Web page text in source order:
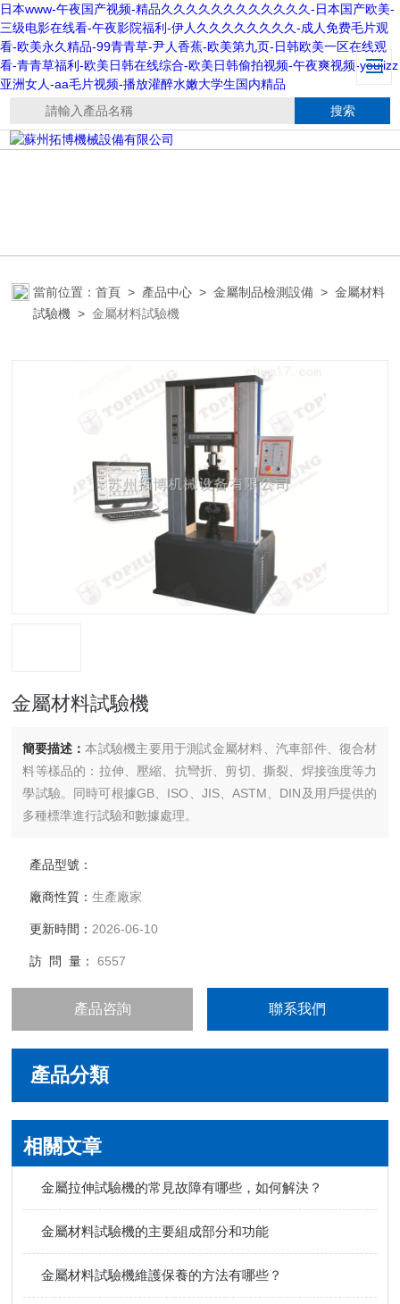
日本www-午夜国产视频-精品久久久久久久久久久久久久-日本国产欧美-
三级电影在线看-午夜影院福利-伊人久久久久久久久久-成人免费毛片观
看-欧美永久精品-99青青草-尹人香蕉-欧美第九页-日韩欧美一区在线观
看-青青草福利-欧美日韩在线综合-欧美日韩偷拍视频-午夜爽视频-youjizz
亚洲女人-aa毛片视频-播放灌醉水嫩大学生国内精品
當前位置：首頁 > 產品中心 >金屬制品檢測設備 >金屬材料
試驗機 >金屬材料試驗機
金屬材料試驗機
簡要描述：本試驗機主要用于測試金屬材料、汽車部件、復合材
料等樣品的：拉伸、壓縮、抗彎折、剪切、撕裂、焊接強度等力
學試驗。同時可根據GB、ISO、JIS、ASTM、DIN及用戶提供的
多種標準進行試驗和數據處理。
產品型號：
廠商性質：生產廠家
更新時間： 2026-06-10
訪 問 量：6557
產品咨詢 聯系我們
產品分類
相關文章
金屬拉伸試驗機的常見故障有哪些，如何解決？
金屬材料試驗機的主要組成部分和功能
金屬材料試驗機維護保養的方法有哪些？